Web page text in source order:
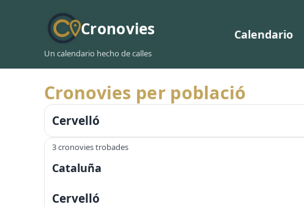
Cronovies
Un calendario hecho de calles
Calendario
Cronovies per població
Cervelló
3 cronovies trobades
Cataluña
Cervelló